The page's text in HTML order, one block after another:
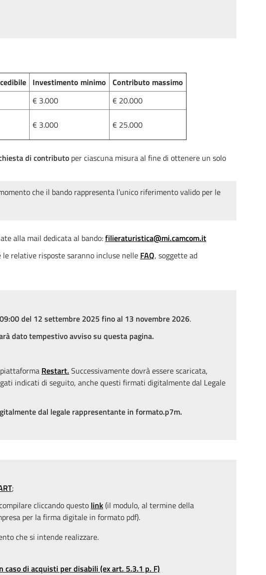
Investimento minimo Contributo massimo
€ 3.000
€ 20.000
€ 3.000 € 25.000
di contributo per ciascuna misura al fine di ottenere un solo
che il bando rappresenta l’unico riferimento valido per le
alla mail dedicata al bando:filieraturistica@mi.camcom.it
relative risposte saranno incluse nelle FAQ, soggette ad
del 12 settembre 2025 fino al 13 novembre 2026.
dato tempestivo avviso su questa pagina.
Restart. Successivamente dovrà essere scaricata,
indicati di seguito, anche questi firmati digitalmente dal Legale
dal legale rappresentante in formato.p7m.
;
cliccando questo link(il modulo, al termine della
per la firma digitale in formato pdf).
che si intende realizzare.
di acquisti per disabili (ex art. 5.3.1 p. F)